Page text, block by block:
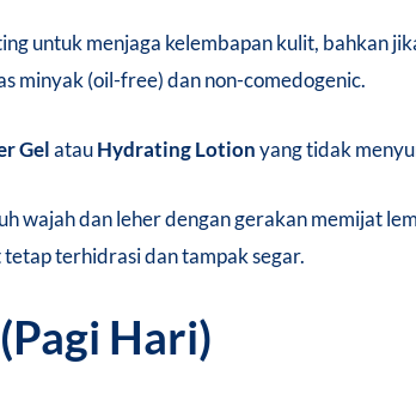
untuk menjaga kelembapan kulit, bahkan
minyak (oil-free) dan non-comedogenic.
GelatauHydrating Lotionyang tidak
wajah dan leher dengan gerakan memijat
terhidrasi dan tampak segar.
Hari)